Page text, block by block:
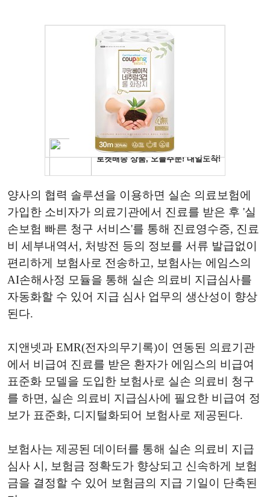
양사의 협력 솔루션을 이용하면 실손 의료보험에
가입한 소비자가 의료기관에서 진료를 받은 후 '실
손보험 빠른 청구 서비스'를 통해 진료영수증, 진료
비 세부내역서, 처방전 등의 정보를 서류 발급없이
편리하게 보험사로 전송하고, 보험사는 에임스의
AI손해사정 모듈을 통해 실손 의료비 지급심사를
자동화할 수 있어 지급 심사 업무의 생산성이 향상
된다.
지앤넷과 EMR(전자의무기록)이 연동된 의료기관
에서 비급여 진료를 받은 환자가 에임스의 비급여
표준화 모델을 도입한 보험사로 실손 의료비 청구
를 하면, 실손 의료비 지급심사에 필요한 비급여 정
보가 표준화, 디지털화되어 보험사로 제공된다.
보험사는 제공된 데이터를 통해 실손 의료비 지급
심사 시, 보험금 정확도가 향상되고 신속하게 보험
금을 결정할 수 있어 보험금의 지급 기일이 단축된